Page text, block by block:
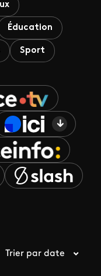
Éducation
Sport
Trier par date